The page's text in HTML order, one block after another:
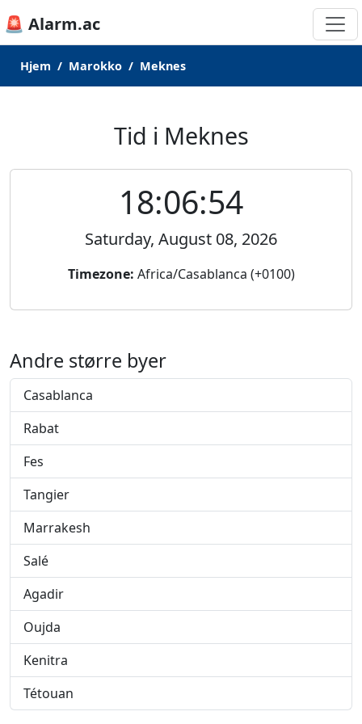
🚨 Alarm.ac
Hjem Marokko Meknes
Tid i Meknes
18:06:54
Saturday, August 08, 2026
Timezone: Africa/Casablanca (+0100)
Andre større byer
Casablanca
Rabat
Fes
Tangier
Marrakesh
Salé
Agadir
Oujda
Kenitra
Tétouan